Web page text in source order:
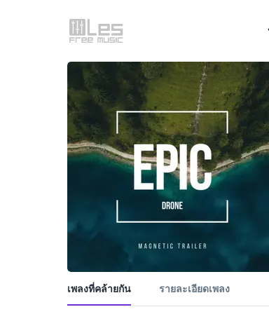
เพลงที่คล้ายกัน รายละเอียดเพลง